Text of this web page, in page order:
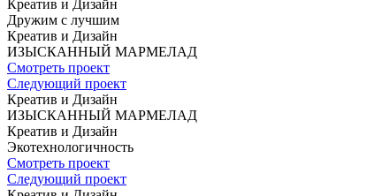
Креатив и Дизайн
Дружим с лучшим
Креатив и Дизайн
ИЗЫСКАННЫЙ МАРМЕЛАД
Смотреть проект
Следующий проект
Креатив и Дизайн
ИЗЫСКАННЫЙ МАРМЕЛАД
Креатив и Дизайн
Экотехнологичность
Смотреть проект
Следующий проект